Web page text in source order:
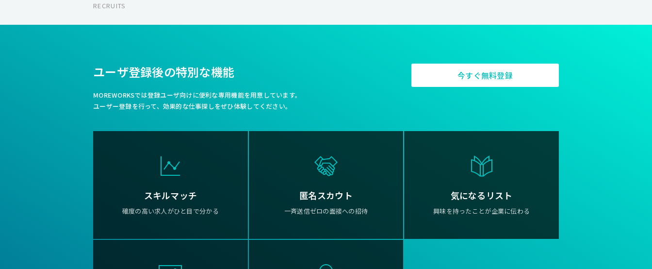
RECRUITS
ユーザ登録後の特別な機能
MOREWORKSでは登録ユーザ向けに便利な専用機能を用意しています。
ユーザー登録を行って、効果的な仕事探しをぜひ体験してください。
今すぐ無料登録
スキルマッチ
確度の高い求人がひと目で分かる
匿名スカウト
一斉送信ゼロの面接への招待
気になるリスト
興味を持ったことが企業に伝わる